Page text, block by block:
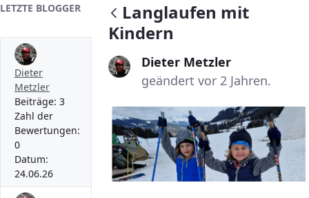
LETZTE BLOGGER
Dieter
Metzler
Beiträge: 3
Zahl der
Bewertungen:
0
Datum:
24.06.26
Langlaufen mit
Kindern
Dieter Metzler
geändert vor 2 Jahren.